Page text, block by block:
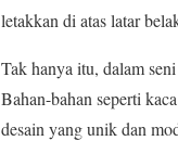
letakkan di atas latar
Tak hanya itu, dalam
Bahan-bahan seperti
desain yang unik dan